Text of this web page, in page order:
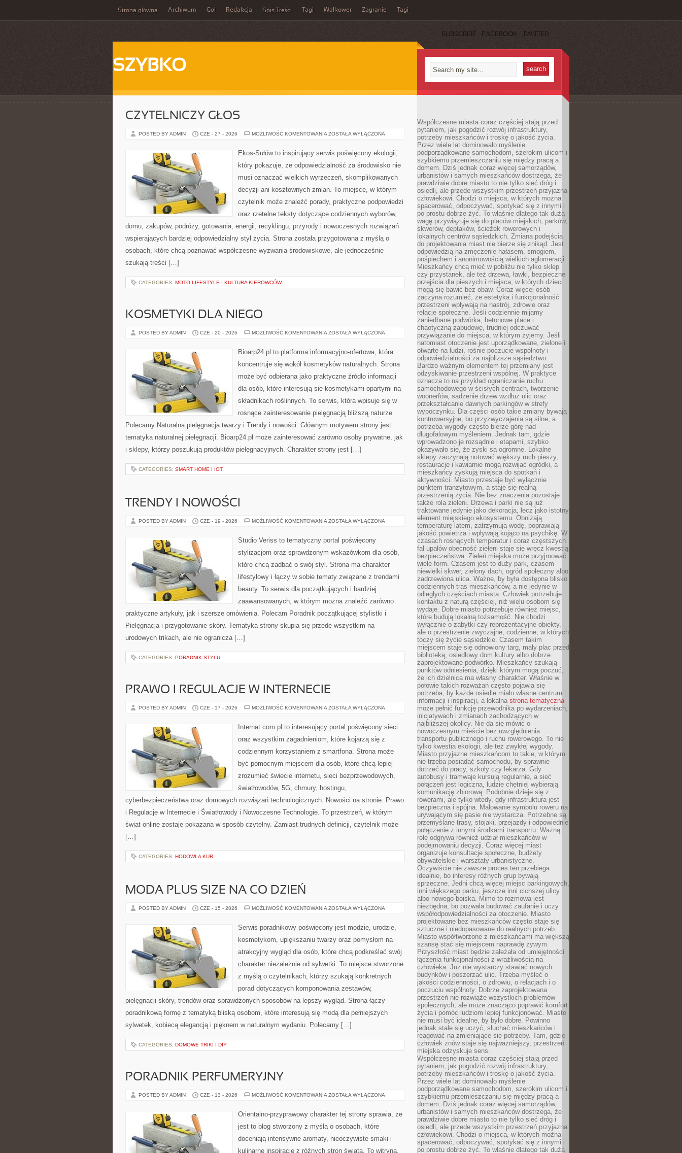
Strona główna Archiwum Gol Redakcja Spis Treści Tagi Walkower Zagranie Tagi
SUBSCRIBE FACEBOOK TWITTER
SZYBKO
CZYTELNICZY GŁOS
POSTED BY ADMIN CZE - 27 - 2026 MOŻLIWOŚĆ KOMENTOWANIA CZYTELNICZY
ZOSTAŁA WYŁĄCZONA
Ekos-Sułów to inspirujący serwis poświęcony ekologii,
który pokazuje, że odpowiedzialność za środowisko nie
musi oznaczać wielkich wyrzeczeń, skomplikowanych
decyzji ani kosztownych zmian. To miejsce, w którym
czytelnik może znaleźć porady, praktyczne podpowiedzi
oraz rzetelne teksty dotyczące codziennych wyborów,
domu, zakupów, podróży, gotowania, energii, recyklingu, przyrody i nowoczesnych rozwiązań
wspierających bardziej odpowiedzialny styl życia. Strona została przygotowana z myślą o
osobach, które chcą poznawać współczesne wyzwania środowiskowe, ale jednocześnie
szukają treści […]
CATEGORIES: MOTO LIFESTYLE I KULTURA KIEROWCÓW
KOSMETYKI DLA NIEGO
POSTED BY ADMIN CZE - 20 - 2026 MOŻLIWOŚĆ KOMENTOWANIA KOSMETYKI
ZOSTAŁA WYŁĄCZONA
Bioarp24.pl to platforma informacyjno-ofertowa, która
koncentruje się wokół kosmetyków naturalnych. Strona
może być odbierana jako praktyczne źródło informacji
dla osób, które interesują się kosmetykami opartymi na
składnikach roślinnych. To serwis, która wpisuje się w
rosnące zainteresowanie pielęgnacją bliższą naturze.
Polecamy Naturalna pielęgnacja twarzy i Trendy i nowości. Głównym motywem strony jest
tematyka naturalnej pielęgnacji. Bioarp24.pl może zainteresować zarówno osoby prywatne, jak
i sklepy, którzy poszukują produktów pielęgnacyjnych. Charakter strony jest […]
CATEGORIES: SMART HOME I IOT
TRENDY I NOWOŚCI
POSTED BY ADMIN CZE - 19 - 2026 MOŻLIWOŚĆ KOMENTOWANIA TRENDY
ZOSTAŁA WYŁĄCZONA
Studio Veriss to tematyczny portal poświęcony
stylizacjom oraz sprawdzonym wskazówkom dla osób,
które chcą zadbać o swój styl. Strona ma charakter
lifestylowy i łączy w sobie tematy związane z trendami
beauty. To serwis dla początkujących i bardziej
zaawansowanych, w którym można znaleźć zarówno
praktyczne artykuły, jak i szersze omówienia. Polecam Poradnik początkującej stylistki i
Pielęgnacja i przygotowanie skóry. Tematyka strony skupia się przede wszystkim na
urodowych trikach, ale nie ogranicza […]
CATEGORIES: PORADNIK STYLU
PRAWO I REGULACJE W INTERNECIE
POSTED BY ADMIN CZE - 17 - 2026 MOŻLIWOŚĆ KOMENTOWANIA PRAWO
INTERNECIE
ZOSTAŁA WYŁĄCZONA
Internat.com.pl to interesujący portal poświęcony sieci
oraz wszystkim zagadnieniom, które kojarzą się z
codziennym korzystaniem z smartfona. Strona może
być pomocnym miejscem dla osób, które chcą lepiej
zrozumieć świecie internetu, sieci bezprzewodowych,
światłowodów, 5G, chmury, hostingu,
cyberbezpieczeństwa oraz domowych rozwiązań technologicznych. Nowości na stronie: Prawo
i Regulacje w Internecie i Światłowody i Nowoczesne Technologie. To przestrzeń, w którym
świat online zostaje pokazana w sposób czytelny. Zamiast trudnych definicji, czytelnik może
[…]
CATEGORIES: HODOWLA KUR
MODA PLUS SIZE NA CO DZIEŃ
POSTED BY ADMIN CZE - 15 - 2026 MOŻLIWOŚĆ KOMENTOWANIA MODA
CO
ZOSTAŁA WYŁĄCZONA
Serwis poradnikowy poświęcony jest modzie, urodzie,
kosmetykom, upiększaniu twarzy oraz pomysłom na
atrakcyjny wygląd dla osób, które chcą podkreślać swój
charakter niezależnie od sylwetki. To miejsce stworzone
z myślą o czytelnikach, którzy szukają konkretnych
porad dotyczących komponowania zestawów,
pielęgnacji skóry, trendów oraz sprawdzonych sposobów na lepszy wygląd. Strona łączy
poradnikową formę z tematyką bliską osobom, które interesują się modą dla pełniejszych
sylwetek, kobiecą elegancją i pięknem w naturalnym wydaniu. Polecamy […]
CATEGORIES: DOMOWE TRIKI I DIY
PORADNIK PERFUMERYJNY
POSTED BY ADMIN CZE - 13 - 2026 MOŻLIWOŚĆ KOMENTOWANIA PORADNIK
ZOSTAŁA WYŁĄCZONA
Orientalno-przyprawowy charakter tej strony sprawia, że
jest to blog stworzony z myślą o osobach, które
doceniają intensywne aromaty, nieoczywiste smaki i
kulinarne inspiracje z różnych stron świata. To witryna,
Współczesne miasta coraz częściej stają przed
pytaniem, jak pogodzić rozwój infrastruktury,
potrzeby mieszkańców i troskę o jakość życia.
Przez wiele lat dominowało myślenie
podporządkowane samochodom, szerokim ulicom i
szybkiemu przemieszczaniu się między pracą a
domem. Dziś jednak coraz więcej samorządów,
urbanistów i samych mieszkańców dostrzega, że
prawdziwie dobre miasto to nie tylko sieć dróg i
osiedli, ale przede wszystkim przestrzeń przyjazna
człowiekowi. Chodzi o miejsca, w których można
spacerować, odpoczywać, spotykać się z innymi i
po prostu dobrze żyć. To właśnie dlatego tak dużą
wagę przywiązuje się do placów miejskich, parków,
skwerów, deptaków, ścieżek rowerowych i
lokalnych centrów sąsiedzkich. Zmiana podejścia
do projektowania miast nie bierze się znikąd. Jest
odpowiedzią na zmęczenie hałasem, smogiem,
pośpiechem i anonimowością wielkich aglomeracji.
Mieszkańcy chcą mieć w pobliżu nie tylko sklep
czy przystanek, ale też drzewa, ławki, bezpieczne
przejścia dla pieszych i miejsca, w których dzieci
mogą się bawić bez obaw. Coraz więcej osób
zaczyna rozumieć, że estetyka i funkcjonalność
przestrzeni wpływają na nastrój, zdrowie oraz
relacje społeczne. Jeśli codziennie mijamy
zaniedbane podwórka, betonowe place i
chaotyczną zabudowę, trudniej odczuwać
przywiązanie do miejsca, w którym żyjemy. Jeśli
natomiast otoczenie jest uporządkowane, zielone i
otwarte na ludzi, rośnie poczucie wspólnoty i
odpowiedzialności za najbliższe sąsiedztwo.
Bardzo ważnym elementem tej przemiany jest
odzyskiwanie przestrzeni wspólnej. W praktyce
oznacza to na przykład ograniczanie ruchu
samochodowego w ścisłych centrach, tworzenie
woonerfów, sadzenie drzew wzdłuż ulic oraz
przekształcanie dawnych parkingów w strefy
wypoczynku. Dla części osób takie zmiany bywają
kontrowersyjne, bo przyzwyczajenia są silne, a
potrzeba wygody często bierze górę nad
długofalowym myśleniem. Jednak tam, gdzie
wprowadzono je rozsądnie i etapami, szybko
okazywało się, że zyski są ogromne. Lokalne
sklepy zaczynają notować większy ruch pieszy,
restauracje i kawiarnie mogą rozwijać ogródki, a
mieszkańcy zyskują miejsca do spotkań i
aktywności. Miasto przestaje być wyłącznie
punktem tranzytowym, a staje się realną
przestrzenią życia. Nie bez znaczenia pozostaje
także rola zieleni. Drzewa i parki nie są już
traktowane jedynie jako dekoracja, lecz jako istotny
element miejskiego ekosystemu. Obniżają
temperaturę latem, zatrzymują wodę, poprawiają
jakość powietrza i wpływają kojąco na psychikę. W
czasach rosnących temperatur i coraz częstszych
fal upałów obecność zieleni staje się wręcz kwestią
bezpieczeństwa. Zieleń miejska może przyjmować
wiele form. Czasem jest to duży park, czasem
niewielki skwer, zielony dach, ogród społeczny albo
zadrzewiona ulica. Ważne, by była dostępna blisko
codziennych tras mieszkańców, a nie jedynie w
odległych częściach miasta. Człowiek potrzebuje
kontaktu z naturą częściej, niż wielu osobom się
wydaje. Dobre miasto potrzebuje również miejsc,
które budują lokalną tożsamość. Nie chodzi
wyłącznie o zabytki czy reprezentacyjne obiekty,
ale o przestrzenie zwyczajne, codzienne, w których
toczy się życie sąsiedzkie. Czasem takim
miejscem staje się odnowiony targ, mały plac przed
biblioteką, osiedlowy dom kultury albo dobrze
zaprojektowane podwórko. Mieszkańcy szukają
punktów odniesienia, dzięki którym mogą poczuć,
że ich dzielnica ma własny charakter. Właśnie w
połowie takich rozważań często pojawia się
potrzeba, by każde osiedle miało własne centrum
informacji i inspiracji, a lokalna strona tematyczna
może pełnić funkcję przewodnika po wydarzeniach,
inicjatywach i zmianach zachodzących w
najbliższej okolicy. Nie da się mówić o
nowoczesnym mieście bez uwzględnienia
transportu publicznego i ruchu rowerowego. To nie
tylko kwestia ekologii, ale też zwykłej wygody.
Miasto przyjazne mieszkańcom to takie, w którym
nie trzeba posiadać samochodu, by sprawnie
dotrzeć do pracy, szkoły czy lekarza. Gdy
autobusy i tramwaje kursują regularnie, a sieć
połączeń jest logiczna, ludzie chętniej wybierają
komunikację zbiorową. Podobnie dzieje się z
rowerami, ale tylko wtedy, gdy infrastruktura jest
bezpieczna i spójna. Malowanie symbolu roweru na
urywającym się pasie nie wystarcza. Potrzebne są
przemyślane trasy, stojaki, przejazdy i odpowiednie
połączenie z innymi środkami transportu. Ważną
rolę odgrywa również udział mieszkańców w
podejmowaniu decyzji. Coraz więcej miast
organizuje konsultacje społeczne, budżety
obywatelskie i warsztaty urbanistyczne.
Oczywiście nie zawsze proces ten przebiega
idealnie, bo interesy różnych grup bywają
sprzeczne. Jedni chcą więcej miejsc parkingowych,
inni większego parku, jeszcze inni cichszej ulicy
albo nowego boiska. Mimo to rozmowa jest
niezbędna, bo pozwala budować zaufanie i uczy
współodpowiedzialności za otoczenie. Miasto
projektowane bez mieszkańców często staje się
sztuczne i niedopasowane do realnych potrzeb.
Miasto współtworzone z mieszkańcami ma większą
szansę stać się miejscem naprawdę żywym.
Przyszłość miast będzie zależała od umiejętności
łączenia funkcjonalności z wrażliwością na
człowieka. Już nie wystarczy stawiać nowych
budynków i poszerzać ulic. Trzeba myśleć o
jakości codzienności, o zdrowiu, o relacjach i o
poczuciu wspólnoty. Dobrze zaprojektowana
przestrzeń nie rozwiąże wszystkich problemów
społecznych, ale może znacząco poprawić komfort
życia i pomóc ludziom lepiej funkcjonować. Miasto
nie musi być idealne, by było dobre. Powinno
jednak stale się uczyć, słuchać mieszkańców i
reagować na zmieniające się potrzeby. Tam, gdzie
człowiek znów staje się najważniejszy, przestrzeń
miejska odzyskuje sens.
Współczesne miasta coraz częściej stają przed
pytaniem, jak pogodzić rozwój infrastruktury,
potrzeby mieszkańców i troskę o jakość życia.
Przez wiele lat dominowało myślenie
podporządkowane samochodom, szerokim ulicom i
szybkiemu przemieszczaniu się między pracą a
domem. Dziś jednak coraz więcej samorządów,
urbanistów i samych mieszkańców dostrzega, że
prawdziwie dobre miasto to nie tylko sieć dróg i
osiedli, ale przede wszystkim przestrzeń przyjazna
człowiekowi. Chodzi o miejsca, w których można
spacerować, odpoczywać, spotykać się z innymi i
po prostu dobrze żyć. To właśnie dlatego tak dużą